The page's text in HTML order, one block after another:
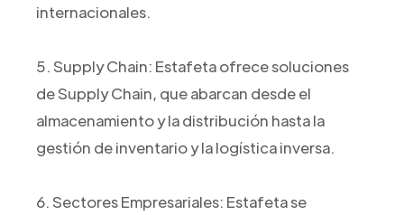
internacionales.
5. Supply Chain: Estafeta ofrece soluciones
de Supply Chain, que abarcan desde el
almacenamiento y la distribución hasta la
gestión de inventario y la logística inversa.
6. Sectores Empresariales: Estafeta se